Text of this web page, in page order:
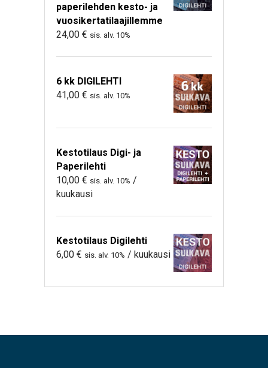
paperilehden kesto- ja
vuosikertatilaajillemme
24,00 € sis. alv. 10%
6 kk DIGILEHTI
41,00 € sis. alv. 10%
Kestotilaus Digi- ja
Paperilehti
10,00 € sis. alv. 10% /
kuukausi
Kestotilaus Digilehti
6,00 € sis. alv. 10% / kuukausi